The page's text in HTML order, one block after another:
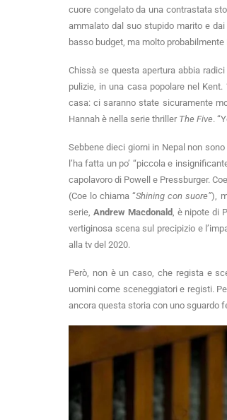
cuore congelato da una contrastata
ammalato dal suo stupido marito e
basso budget, ma molto
Chissà se questa apertura abbia
pulizie, in una casa popolare nel
casa: ci saranno state sicuramente
Hannah è nella serie thriller The Five.
Sebbene dieci giorni in Nepal non
l’ha fatta un po’ “piccola e
capolavoro di Powell e Pressburger.
(Coe lo chiama “Shining con suore”),
serie, Andrew Macdonald, è nipote di
vertiginosa scena sul precipizio e
alla tv del 2020.
Però, non è un caso, che regista e
uomini come sceneggiatori e registi.
ancora questa storia con uno sguardo